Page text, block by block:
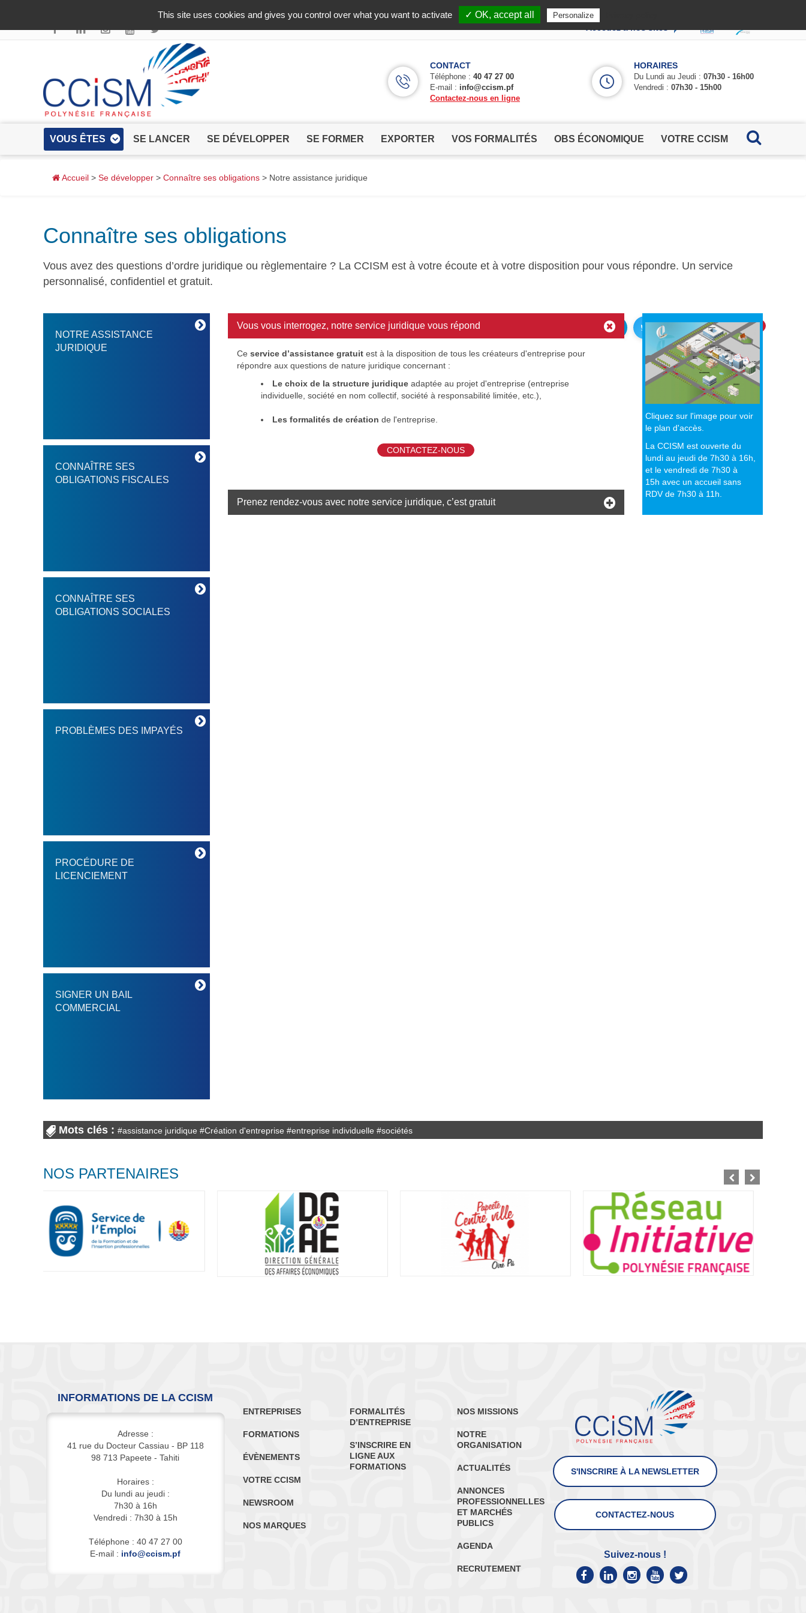
✓ Allow
CONTACT
Téléphone : 40 47 27 00
E-mail : info@ccism.pf
Contactez-nous en ligne
HORAIRES
Du Lundi au Jeudi : 07h30 - 16h00
Vendredi : 07h30 - 15h00
VOUS ÊTES SE LANCER SE DÉVELOPPER SE FORMER EXPORTER VOS FORMALITÉS OBS ÉCONOMIQUE VOTRE CCISM
Accueil > Se développer > Connaître ses obligations > Notre assistance juridique
Connaître ses obligations
Vous avez des questions d’ordre juridique ou règlementaire ? La CCISM est à votre écoute et à votre disposition pour vous répondre. Un service
personnalisé, confidentiel et gratuit.
NOTRE ASSISTANCE
JURIDIQUE
CONNAÎTRE SES
OBLIGATIONS FISCALES
CONNAÎTRE SES
OBLIGATIONS SOCIALES
PROBLÈMES DES IMPAYÉS
PROCÉDURE DE
LICENCIEMENT
SIGNER UN BAIL
COMMERCIAL
IMPRIMER
Vous vous interrogez, notre service juridique vous répond
Ce service d’assistance gratuitest à la disposition de tous les créateurs d'entreprise pour
répondre aux questions de nature juridique concernant :
Le choix de la structure juridiqueadaptée au projet d'entreprise (entreprise
individuelle, société en nom collectif, société à responsabilité limitée, etc.),
Les formalités de création de l'entreprise.
CONTACTEZ-NOUS
Prenez rendez-vous avec notre service juridique, c’est gratuit
Cliquez sur l'image pour voir
le plan d'accès.
La CCISM est ouverte du
lundi au jeudi de 7h30 à 16h,
et le vendredi de 7h30 à
15h avec un accueil sans
RDV de 7h30 à 11h.
Mots clés : #assistance juridique #Création d'entreprise #entreprise individuelle #sociétés
NOS PARTENAIRES
INFORMATIONS DE LA CCISM
Adresse :
41 rue du Docteur Cassiau - BP 118
98 713 Papeete - Tahiti
Horaires :
Du lundi au jeudi :
7h30 à 16h
Vendredi : 7h30 à 15h
Téléphone : 40 47 27 00
E-mail : info@ccism.pf
ENTREPRISES
FORMATIONS
ÉVÈNEMENTS
VOTRE CCISM
NEWSROOM
NOS MARQUES
FORMALITÉS
D’ENTREPRISE
S’INSCRIRE EN
LIGNE AUX
FORMATIONS
NOS MISSIONS
NOTRE
ORGANISATION
ACTUALITÉS
ANNONCES
PROFESSIONNELLES
ET MARCHÉS
PUBLICS
AGENDA
RECRUTEMENT
S'INSCRIRE À LA NEWSLETTER
CONTACTEZ-NOUS
Suivez-nous !
This site uses cookies and gives you control over what you want to activate ✓ OK, accept all Personalize